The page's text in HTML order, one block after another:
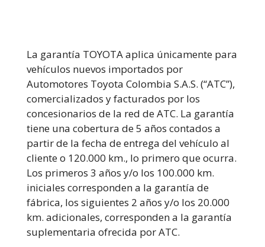
La garantía TOYOTA aplica únicamente para
vehículos nuevos importados por
Automotores Toyota Colombia S.A.S. (“ATC”),
comercializados y facturados por los
concesionarios de la red de ATC. La garantía
tiene una cobertura de 5 años contados a
partir de la fecha de entrega del vehículo al
cliente o 120.000 km., lo primero que ocurra.
Los primeros 3 años y/o los 100.000 km.
iniciales corresponden a la garantía de
fábrica, los siguientes 2 años y/o los 20.000
km. adicionales, corresponden a la garantía
suplementaria ofrecida por ATC.